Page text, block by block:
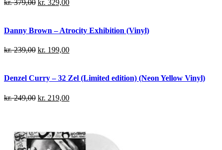
kr.379,00 kr. 329,00
Danny Brown – Atrocity Exhibition (Vinyl)
kr.239,00 kr. 199,00
Denzel Curry – 32 Zel (Limited edition) (Neon Yellow Vinyl)
kr.249,00 kr. 219,00